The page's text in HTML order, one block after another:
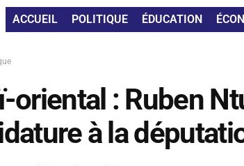
ACCUEIL POLITIQUE ÉDUCATION
oriental : Ruben
à la